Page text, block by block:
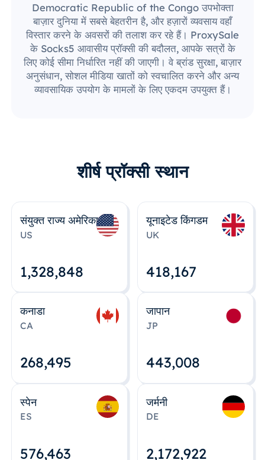
Democratic Republic of the Congo उपभोक्ता
बाज़ार दुनिया में सबसे बेहतरीन है, और हज़ारों व्यवसाय वहाँ
विस्तार करने के अवसरों की तलाश कर रहे हैं। ProxySale
के Socks5 आवासीय प्रॉक्सी की बदौलत, आपके सत्रों के
लिए कोई सीमा निर्धारित नहीं की जाएगी। वे ब्रांड सुरक्षा, बाज़ार
अनुसंधान, सोशल मीडिया खातों को स्वचालित करने और अन्य
व्यावसायिक उपयोग के मामलों के लिए एकदम उपयुक्त हैं।
शीर्ष प्रॉक्सी स्थान
संयुक्त राज्य अमेरिका
US
1,328,848
यूनाइटेड किंगडम
UK
418,167
कनाडा
CA
268,495
जापान
JP
443,008
स्पेन
ES
576,463
जर्मनी
DE
2,172,922